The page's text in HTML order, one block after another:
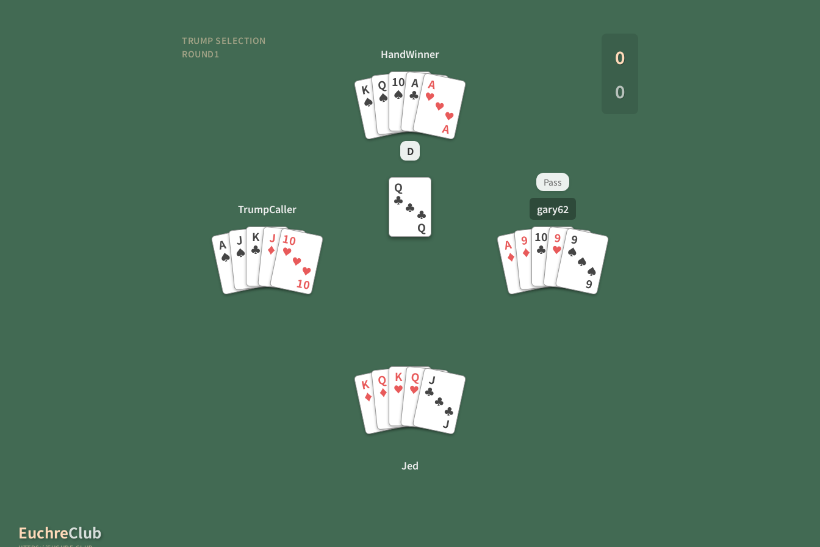
EuchreClub
0
0
TRUMP SELECTION
ROUND1
HandWinner
K
♠♠
K
Q
♠ ♠♠
Q
10
♠ ♠♠
10
A
♣
♣
♣
A
♥
♥
♥
A
D
gary62
Pass
A
♦♦
A
9
♦ ♦♦
9
10
♣ ♣♣
10
9
♥
♥
♥
9
♠
♠
♠
9
K
♦♦
K
Q
♦ ♦♦
Q
K
♥ ♥♥
Q
♥
♥
♥
J
♣
♣
♣
J
Jed
TrumpCaller
A
♠♠
A
J
♠ ♠♠
J
K
♣ ♣♣
J
♦
♦
♦
10
♥
♥
♥
10
Q
♣ ♣ ♣
Q